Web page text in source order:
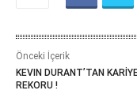
Önceki İçerik
KEVIN DURANT’TAN
REKORU !